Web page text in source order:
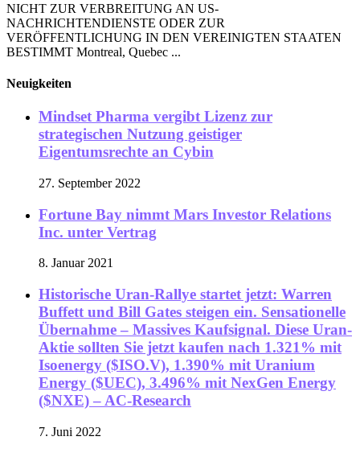
NICHT ZUR VERBREITUNG AN US-
NACHRICHTENDIENSTE ODER ZUR
VERÖFFENTLICHUNG IN DEN VEREINIGTEN STAATEN
BESTIMMT Montreal, Quebec ...
Neuigkeiten
Mindset Pharma vergibt Lizenz zur
strategischen Nutzung geistiger
Eigentumsrechte an Cybin
27. September 2022
Fortune Bay nimmt Mars Investor Relations
Inc. unter Vertrag
8. Januar 2021
Historische Uran-Rallye startet jetzt: Warren
Buffett und Bill Gates steigen ein. Sensationelle
Übernahme – Massives Kaufsignal. Diese Uran-
Aktie sollten Sie jetzt kaufen nach 1.321% mit
Isoenergy ($ISO.V), 1.390% mit Uranium
Energy ($UEC), 3.496% mit NexGen Energy
($NXE) – AC-Research
7. Juni 2022